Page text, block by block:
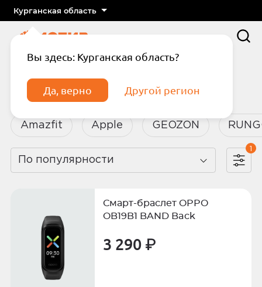
Курганская область
Вы здесь: Курганская область?
Да, верно Другой регион
Смарт-часы
Amazfit Apple GEOZON
По популярности
1
Смарт-браслет OPPO
OB19B1 BAND Back
3 290 ₽
Отправить код по СМС
Отправить код еще раз через